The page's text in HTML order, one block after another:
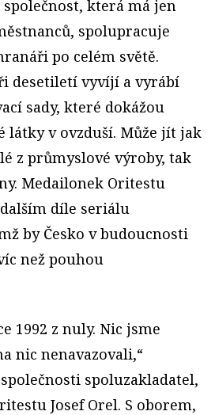
společnost, která má jen
spolupracuje
po celém světě.
desetiletí vyvíjí a vyrábí
sady, které dokážou
látky v ovzduší. Může jít jak
z průmyslové výroby, tak
Medailonek Oritestu
díle seriálu
by Česko v budoucnosti
než pouhou
1992 z nuly. Nic jsme
nic nenavazovali,“
spoluzakladatel,
Josef Orel. S oborem,